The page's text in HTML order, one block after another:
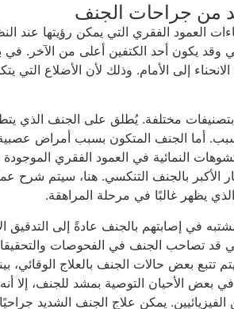
من جراحات الجنف
العمود الفقري التي يمكن رؤيتها عند
وقد يكون أحد الكتفين أعلى من الآخر.
إلى الأمام. وذلك لأن الأضلاع
مختلفة. يُطلق على الجنف الذي
أما الجنف المتكون بسبب أمراض
النمائية في العمود الفقري
الأكبر بالجنف التنكسي. هنا، سيتم
يظهر غالبًا في مرحلة المراهقة.
في إصابتهم بالجنف عادةً إلى التدقيق
قد تصاحب الجنف في الفحوصات
يتم تتبع بعض حالات الجنف بالعلاج
بعض الأحيان التوصية بمشد للجنف، إلا
الفيزيائيين. يمكن علاج الجنف الشديد